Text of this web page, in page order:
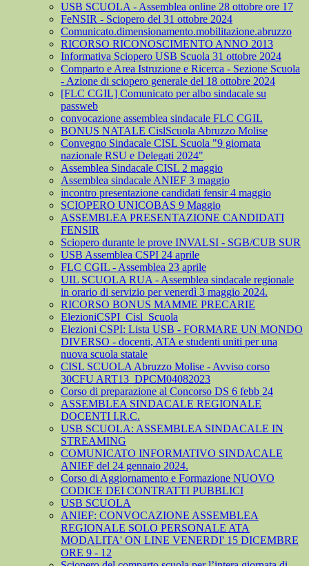
USB SCUOLA - Assemblea online 28 ottobre ore 17
FeNSIR - Sciopero del 31 ottobre 2024
Comunicato.dimensionamento.mobilitazione.abruzzo
RICORSO RICONOSCIMENTO ANNO 2013
Informativa Sciopero USB Scuola 31 ottobre 2024
Comparto e Area Istruzione e Ricerca - Sezione Scuola
- Azione di sciopero generale del 18 ottobre 2024
[FLC CGIL] Comunicato per albo sindacale su
passweb
convocazione assemblea sindacale FLC CGIL
BONUS NATALE CislScuola Abruzzo Molise
Convegno Sindacale CISL Scuola "9 giornata
nazionale RSU e Delegati 2024"
Assemblea Sindacale CISL 2 maggio
Assemblea sindacale ANIEF 3 maggio
incontro presentazione candidati fensir 4 maggio
SCIOPERO UNICOBAS 9 Maggio
ASSEMBLEA PRESENTAZIONE CANDIDATI
FENSIR
Sciopero durante le prove INVALSI - SGB/CUB SUR
USB Assemblea CSPI 24 aprile
FLC CGIL - Assemblea 23 aprile
UIL SCUOLA RUA - Assemblea sindacale regionale
in orario di servizio per venerdì 3 maggio 2024.
RICORSO BONUS MAMME PRECARIE
ElezioniCSPI_Cisl_Scuola
Elezioni CSPI: Lista USB - FORMARE UN MONDO
DIVERSO - docenti, ATA e studenti uniti per una
nuova scuola statale
CISL SCUOLA Abruzzo Molise - Avviso corso
30CFU ART13_DPCM04082023
Corso di preparazione al Concorso DS 6 febb 24
ASSEMBLEA SINDACALE REGIONALE
DOCENTI I.R.C.
USB SCUOLA: ASSEMBLEA SINDACALE IN
STREAMING
COMUNICATO INFORMATIVO SINDACALE
ANIEF del 24 gennaio 2024.
Corso di Aggiornamento e Formazione NUOVO
CODICE DEI CONTRATTI PUBBLICI
USB SCUOLA
ANIEF: CONVOCAZIONE ASSEMBLEA
REGIONALE SOLO PERSONALE ATA
MODALITA' ON LINE VENERDI' 15 DICEMBRE
ORE 9 - 12